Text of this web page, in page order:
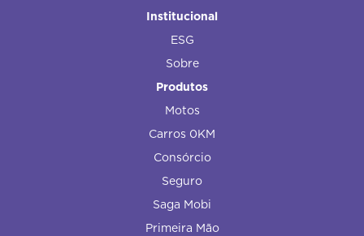
Institucional
ESG
Sobre
Produtos
Motos
Carros 0KM
Consórcio
Seguro
Saga Mobi
Primeira Mão